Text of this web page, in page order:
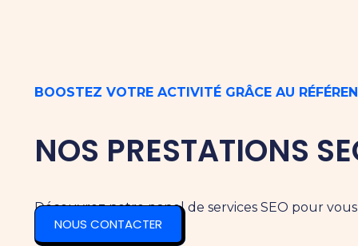
BOOSTEZ VOTRE ACTIVITÉ GRÂCE AU
NOS PRESTATIONS
Découvrez notre panel de services SEO pour
NOUS CONTACTER